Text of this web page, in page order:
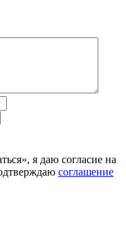
я даю согласие на
соглашение